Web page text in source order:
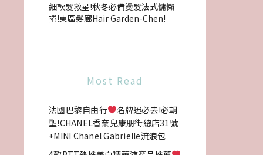
細軟髮救星!秋冬必備燙髮法式慵懶
捲!東區髮廊Hair Garden-Chen!
Most Read
法國巴黎自由行
名牌迷必去!必朝
聖!CHANEL香奈兒康朋街總店31號
+MINI Chanel Gabrielle流浪包